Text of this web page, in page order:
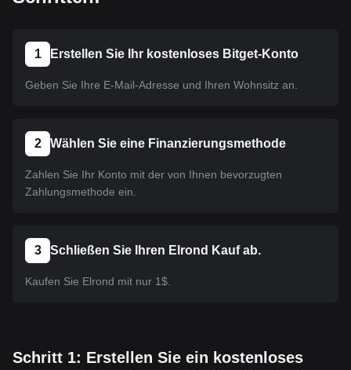
um es zu kaufen. Dasselbe Tutorial gilt für alle auf
1 Erstellen Sie Ihr kostenloses Bitget-Konto
Geben Sie Ihre E-Mail-Adresse und Ihren Wohnsitz an.
2 Wählen Sie eine Finanzierungsmethode
Zahlen Sie Ihr Konto mit der von Ihnen bevorzugten
Zahlungsmethode ein.
3 Schließen Sie Ihren Elrond Kauf ab.
Kaufen Sie Elrond mit nur 1$.
Schritt 1: Erstellen Sie ein kostenloses